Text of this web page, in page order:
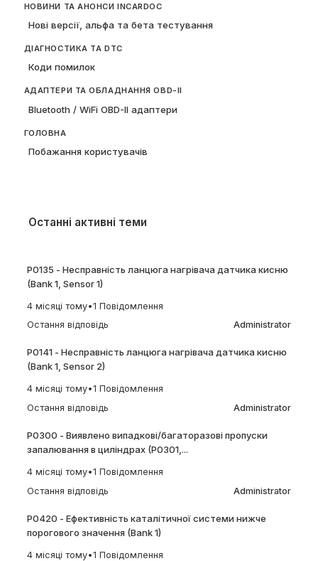
НОВИНИ ТА АНОНСИ INCARDOC
Нові версії, альфа та бета тестування
ДІАГНОСТИКА ТА DTC
Коди помилок
АДАПТЕРИ ТА ОБЛАДНАННЯ OBD-II
Bluetooth / WiFi OBD-II адаптери
ГОЛОВНА
Побажання користувачів
Останні активні теми
P0135 - Несправність ланцюга нагрівача датчика кисню
(Bank 1, Sensor 1)
4 місяці тому•1 Повідомлення
Остання відповідь
Administrator
P0141 - Несправність ланцюга нагрівача датчика кисню
(Bank 1, Sensor 2)
4 місяці тому•1 Повідомлення
Остання відповідь
Administrator
P0300 - Виявлено випадкові/багаторазові пропуски
запалювання в циліндрах (P0301,...
4 місяці тому•1 Повідомлення
Остання відповідь
Administrator
P0420 - Ефективність каталітичної системи нижче
порогового значення (Bank 1)
4 місяці тому•1 Повідомлення